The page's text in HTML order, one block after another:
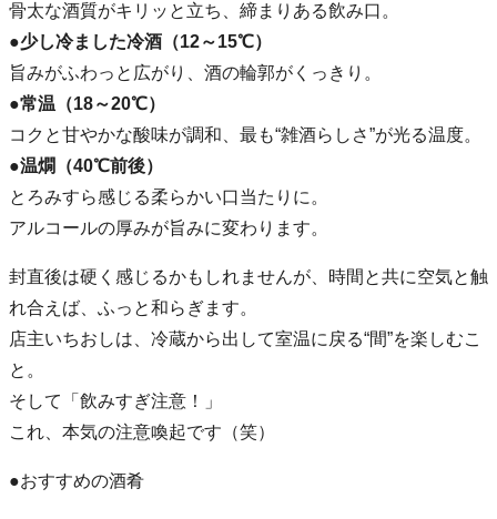
骨太な酒質がキリッと立ち、締まりある飲み口。
●少し冷ました冷酒（12～15℃）
旨みがふわっと広がり、酒の輪郭がくっきり。
●常温（18～20℃）
コクと甘やかな酸味が調和、最も“雑酒らしさ”が光る温度。
●温燗（40℃前後）
とろみすら感じる柔らかい口当たりに。
アルコールの厚みが旨みに変わります。
封直後は硬く感じるかもしれませんが、時間と共に空気と触
れ合えば、ふっと和らぎます。
店主いちおしは、冷蔵から出して室温に戻る“間”を楽しむこ
と。
そして「飲みすぎ注意！」
これ、本気の注意喚起です（笑）
●おすすめの酒肴